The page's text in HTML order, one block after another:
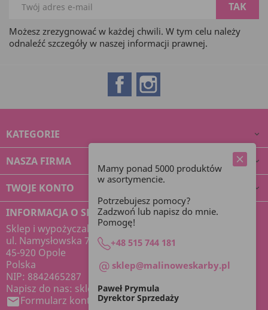
Możesz zrezygnować w każdej chwili. W tym celu należy
odnaleźć szczegóły w naszej informacji prawnej.
Facebook
KATEGORIE 
NASZA FIRMA 
TWOJE KONTO 
INFORMACJA O SKLEPIE
Sklep i wypożyczalnia dekoracji Malinowe Skarby
ul. Namysłowska 7
45-920 Opole
Polska
NIP: 8842465287
Napisz do nas: sklep@malinoweskarby.pl
Formularz kontaktowy
Mamy ponad 5000 produktów
w asortymencie.
Potrzebujesz pomocy?
Zadzwoń lub napisz do mnie.
Pomogę!
+48 515 744 181
sklep@malinoweskarby.pl
Paweł Prymula
Dyrektor Sprzedaży